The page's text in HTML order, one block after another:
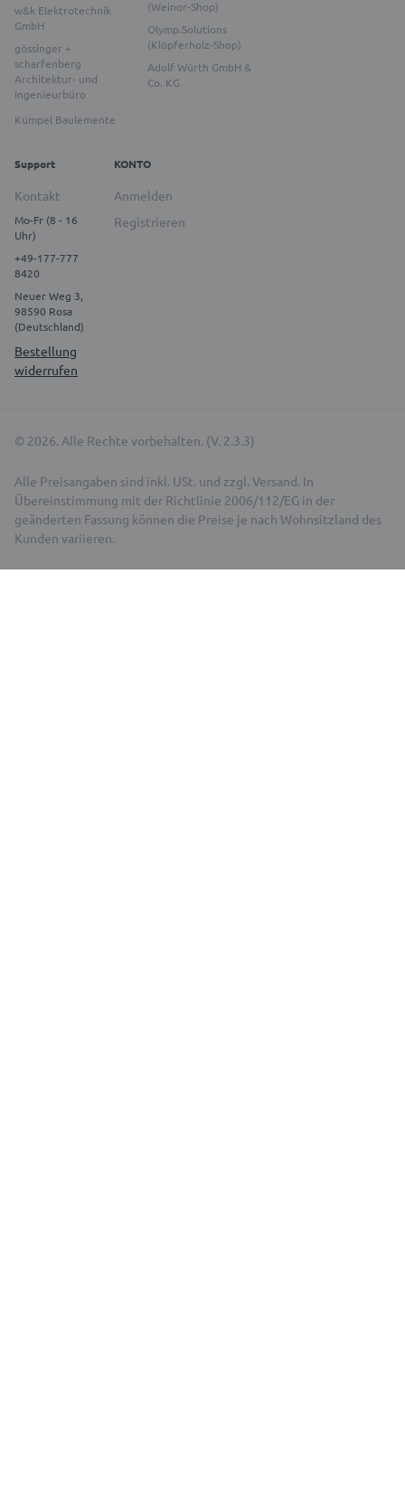
w&k Elektrotechnik
GmbH
gössinger +
scharfenberg
Architektur- und
Ingenieurbüro
Kümpel Baulemente
(Weinor-Shop)
Olymp.Solutions
(Klöpferholz-Shop)
Adolf Würth GmbH &
Co. KG
Support
Kontakt
Mo-Fr (8 - 16
Uhr)
+49-177-777
8420
Neuer Weg 3,
98590 Rosa
(Deutschland)
Bestellung
widerrufen
KONTO
Anmelden
Registrieren
© 2026. Alle Rechte vorbehalten. (V. 2.3.3)
Alle Preisangaben sind inkl. USt. und zzgl. Versand. In
Übereinstimmung mit der Richtlinie 2006/112/EG in der
geänderten Fassung können die Preise je nach Wohnsitzland des
Kunden variieren.